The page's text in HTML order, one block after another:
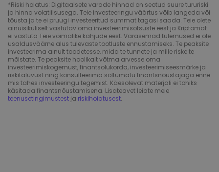
*Riski hoiatus: Digitaalsete varade hinnad on seotud suure tururiski
ja hinna volatiilsusega. Teie investeeringu väärtus võib langeda või
tõusta ja te ei pruugi investeeritud summat tagasi saada. Teie olete
ainuisikuliselt vastutav oma investeerimisotsuste eest ja Kriptomat
ei vastuta Teie võimalike kahjude eest. Varasemad tulemused ei ole
usaldusväärne alus tulevaste tootluste ennustamiseks. Te peaksite
investeerima ainult toodetesse, mida te tunnete ja mille riske te
mõistate. Te peaksite hoolikalt võtma arvesse oma
investeerimiskogemust, finantsolukorda, investeerimiseesmärke ja
riskitaluvust ning konsulteerima sõltumatu finantsnõustajaga enne
mis tahes investeeringu tegemist. Käesolevat materjali ei tohiks
käsitada finantsnõustamisena. Lisateavet leiate meie
teenusetingimustest ja riskihoiatusest.